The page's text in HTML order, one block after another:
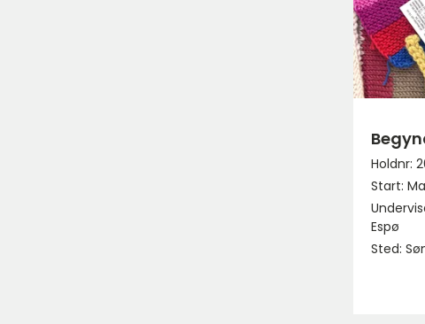
Holdnr:
Start:
Espø
Sted: